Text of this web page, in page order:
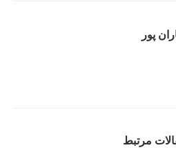
پور
مرتبط